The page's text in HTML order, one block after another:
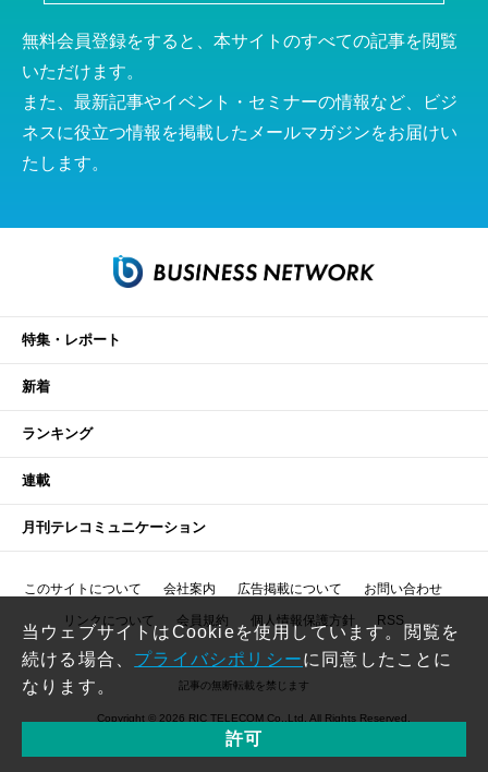
無料会員登録をすると、本サイトのすべての記事を閲覧
いただけます。
また、最新記事やイベント・セミナーの情報など、ビジ
ネスに役立つ情報を掲載したメールマガジンをお届けい
たします。
特集・レポート
新着
ランキング
連載
月刊テレコミュニケーション
このサイトについて 会社案内 広告掲載について お問い合わせ
リンクについて 会員規約 個人情報保護方針 RSS
記事の無断転載を禁じます
Copyright © 2026 RIC TELECOM Co.,Ltd. All Rights Reserved.
当ウェブサイトはCookieを使用しています。閲覧を
続ける場合、 プライバシポリシーに同意したことに
なります。
許可